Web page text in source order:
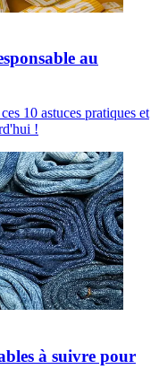
au
10 astuces pratiques et
!
à suivre pour